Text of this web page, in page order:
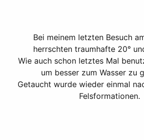
Bei meinem letzten Besuch
herrschten traumhafte 20°
Wie auch schon letztes Mal
um besser zum Wasser zu
Getaucht wurde wieder einmal
Felsformationen.